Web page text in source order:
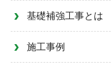
基礎補強工事とは
施工事例